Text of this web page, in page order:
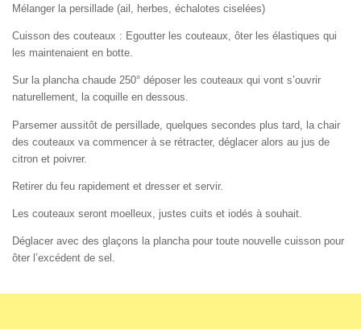
Mélanger la persillade (ail, herbes, échalotes ciselées)
Cuisson des couteaux : Egoutter les couteaux, ôter les élastiques qui
les maintenaient en botte.
Sur la plancha chaude 250° déposer les couteaux qui vont s’ouvrir
naturellement, la coquille en dessous.
Parsemer aussitôt de persillade, quelques secondes plus tard, la chair
des couteaux va commencer à se rétracter, déglacer alors au jus de
citron et poivrer.
Retirer du feu rapidement et dresser et servir.
Les couteaux seront moelleux, justes cuits et iodés à souhait.
Déglacer avec des glaçons la plancha pour toute nouvelle cuisson pour
ôter l’excédent de sel.